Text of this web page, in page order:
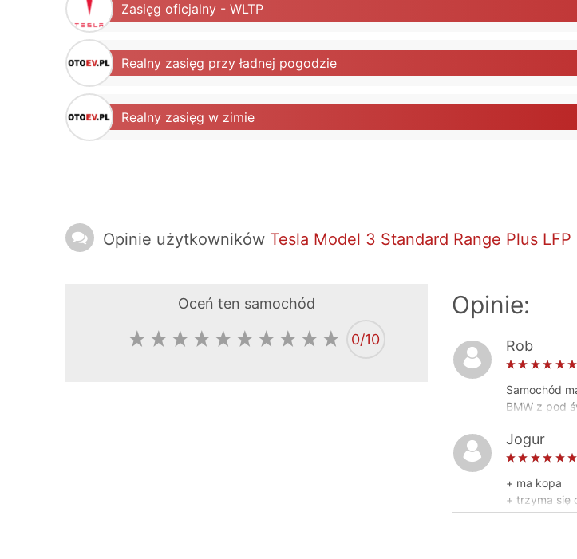
Zasięg oficjalny - WLTP
Realny zasięg przy ładnej pogodzie
Realny zasięg w zimie
Opinie użytkowników Tesla Model 3 Standard Range Plus LFP
Oceń ten samochód
0/10
Opinie:
Rob
Samochód
BMW z pod
Jogur
+ ma kopa
+ trzyma się
+ wygodna z